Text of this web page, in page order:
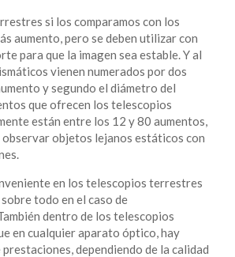
si los comparamos con los
aumento, pero se deben utilizar con
para que la imagen sea estable. Y al
vienen numerados por dos
y segundo el diámetro del
que ofrecen los telescopios
están entre los 12 y 80 aumentos,
observar objetos lejanos estáticos con
en los telescopios terrestres
todo en el caso de
dentro de los telescopios
en cualquier aparato óptico, hay
dependiendo de la calidad